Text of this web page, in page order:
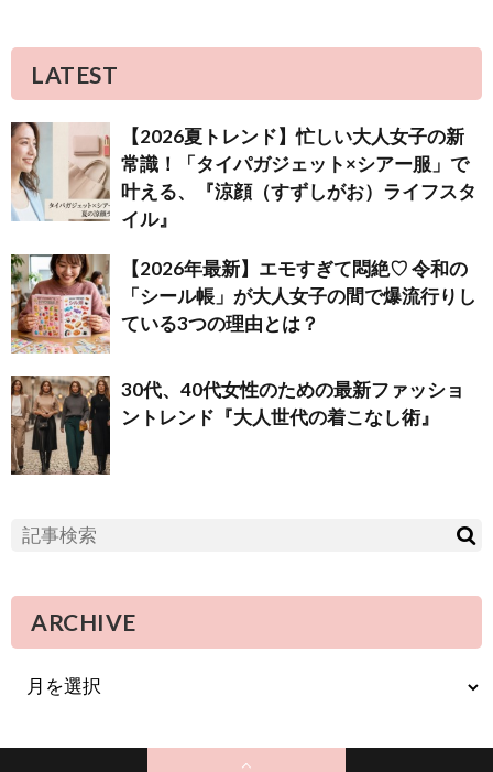
LATEST
【2026夏トレンド】忙しい大人女子の新
常識！「タイパガジェット×シアー服」で
叶える、『涼顔（すずしがお）ライフスタ
イル』
【2026年最新】エモすぎて悶絶♡ 令和の
「シール帳」が大人女子の間で爆流行りし
ている3つの理由とは？
30代、40代女性のための最新ファッショ
ントレンド『大人世代の着こなし術』
ARCHIVE